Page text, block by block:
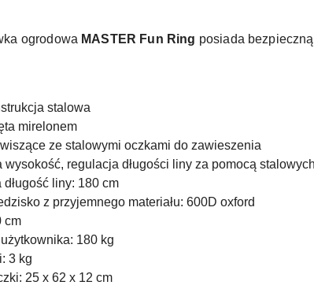
ogrodowa MASTER Fun Ring posiada
stalowa
mirelonem
ze stalowymi oczkami do zawieszenia
wysokość, regulacja długości liny za pomocą
długość liny: 180 cm
z przyjemnego materiału: 600D oxford
cm
180 kg
3 kg
25 x 62 x 12 cm